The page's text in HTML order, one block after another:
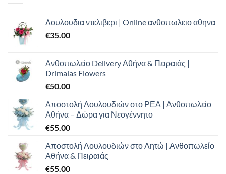
Λουλουδια ντελιβερι | Online ανθοπωλειο αθηνα
€35.00
Ανθοπωλείο Delivery Αθήνα & Πειραιάς |
Drimalas Flowers
€50.00
Αποστολή Λουλουδιών στο ΡΕΑ | Ανθοπωλείο
Αθήνα – Δώρα για Νεογέννητο
€55.00
Αποστολή Λουλουδιών στο Λητώ | Ανθοπωλείο
Αθήνα & Πειραιάς
€55.00